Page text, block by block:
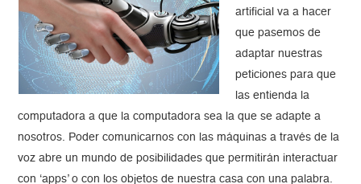
artificial va a hacer
que pasemos de
adaptar nuestras
peticiones para que
las entienda la
computadora a que la computadora sea la que se adapte a
nosotros. Poder comunicarnos con las máquinas a través de la
voz abre un mundo de posibilidades que permitirán interactuar
con ‘apps’ o con los objetos de nuestra casa con una palabra.